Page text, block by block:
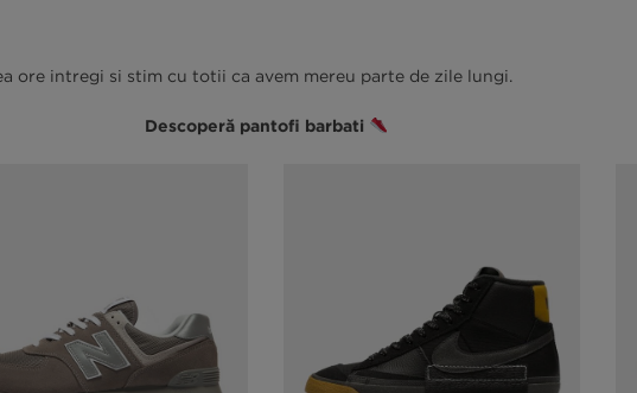
ore intregi si stim cu totii ca avem mereu parte de zile lungi.
Descoperă pantofi barbati